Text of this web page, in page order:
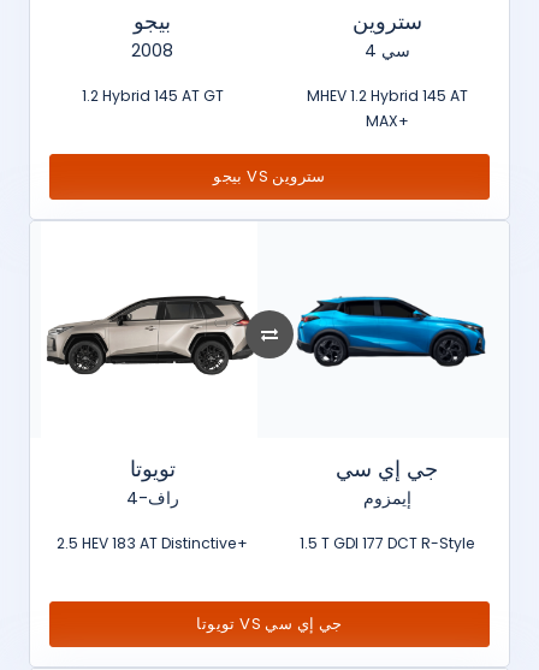
بيجو
2008
1.2 Hybrid 145 AT GT
ستروين
سي 4
MHEV 1.2 Hybrid 145 AT
MAX+
بيجو VS ستروين
تويوتا
راف-4
2.5 HEV 183 AT Distinctive+
جي إي سي
إيمزوم
1.5 T GDI 177 DCT R-Style
تويوتا VS جي إي سي